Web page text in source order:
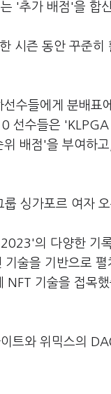
'추가 배점'을 합
시즌 동안 꾸준
수들에게 분배표
선수들은
배점'을 부여하
싱가포르 여자
의 다양한 기
술을 기반으로
기술을 접목
트와 위믹스의